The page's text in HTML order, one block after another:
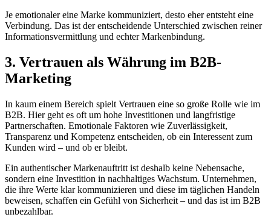
Je emotionaler eine Marke kommuniziert, desto eher entsteht eine
Verbindung. Das ist der entscheidende Unterschied zwischen reiner
Informationsvermittlung und echter Markenbindung.
3. Vertrauen als Währung im B2B-
Marketing
In kaum einem Bereich spielt Vertrauen eine so große Rolle wie im
B2B. Hier geht es oft um hohe Investitionen und langfristige
Partnerschaften. Emotionale Faktoren wie Zuverlässigkeit,
Transparenz und Kompetenz entscheiden, ob ein Interessent zum
Kunden wird – und ob er bleibt.
Ein authentischer Markenauftritt ist deshalb keine Nebensache,
sondern eine Investition in nachhaltiges Wachstum. Unternehmen,
die ihre Werte klar kommunizieren und diese im täglichen Handeln
beweisen, schaffen ein Gefühl von Sicherheit – und das ist im B2B
unbezahlbar.